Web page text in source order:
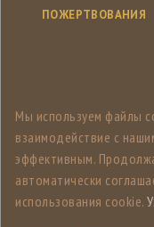
ПОЖЕРТВОВАНИЯ
Мы используем файлы
взаимодействие с
эффективным.
автоматически
использования cookie.